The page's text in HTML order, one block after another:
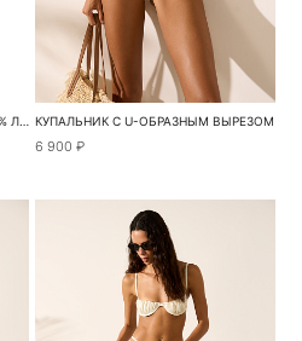
ТРИКОТАЖНЫЙ КАРДИГАН ИЗ 100% ЛЬНА КУПАЛЬНИК С U-ОБРАЗНЫМ ВЫРЕЗОМ
6 900 ₽